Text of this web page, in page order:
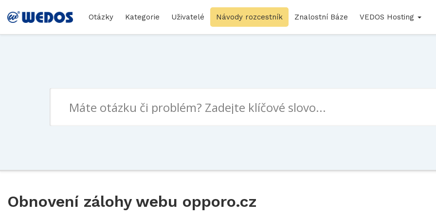
Otázky Kategorie Uživatelé Návody rozcestník Znalostní Báze VEDOS Hosting
Obnovení zálohy webu opporo.cz